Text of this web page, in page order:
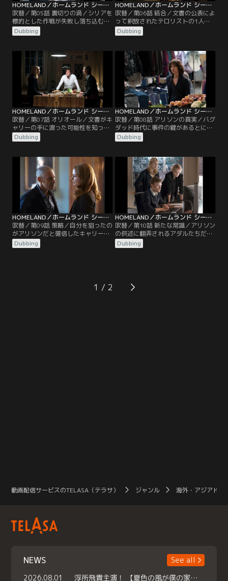
HOMELAND／ホームランド シーズン5 第05話／吹替
吹替／第05話 裏切りの渦／シリアを
標的とした作戦が失敗し落ち込むソ
ールだったが、そんな彼を陥れるべ
くある人物が罠を仕掛けようとして
ンの命を狙った真犯人を捜すべく連
邦情報局のアストリッドに接触し、
ハッカーのヌーマンは殺された友人
の敵を討つためにネットでデモを呼
びかけ、真実を暴こうとしていた。
Dubbing
HOMELAND／ホームランド シーズン5 第06話／吹替
吹替／第06話 結合／文書の公表によ
って釈放されたテロリストの1人
が、クインの運命を左右する。一
方、キャリーは危険を冒してソール
と頼む。CIAに尾行されてると聞か
されたソールはアダルを問いただす
が、逆にポリグラフ検査にかけると
言われてしまう。そこで追い詰めら
れたソールは意外な行動に出る。
Dubbing
HOMELAND／ホームランド シーズン5 第07話／吹替
吹替／第07話 オリオール／文書がキ
ャリーの手に渡った可能性を知って
おびえるアリソンは、イヴァンに手
を打つよう警告する。同じ頃、文書
つての自分のコードネーム“オリオ
ール”という名前を見つけ、それを
元にバグダッド時代の知人に連絡を
取るが…。一方、クインは聖戦士た
ちからシリアへの道案内を頼まれ
る。
Dubbing
HOMELAND／ホームランド シーズン5 第08話／吹替
吹替／第08話 アリソンの真実／バグ
ダッド時代に事件の鍵があるとにら
んだキャリーは当時を知るアリソン
に連絡を取る。キャリーとアリソ
バグダッドにあった。一方、シリア
へ向かうはずの聖戦士たちはなぜか
コソボに滞在していた。武器を調達
するのかと疑うクインだったが、事
態は予期せぬ方向へ進んでいく。
Dubbing
HOMELAND／ホームランド シーズン5 第09話／吹替
吹替／第09話 策略／自分を狙ったの
がアリソンだと確信したキャリー
は、ソールに助けを求める。ソール
はキャリーの話を信じることができ
を知る。何とか事態を打開しようと
するクインは、聖戦士の1人である
Dubbing
HOMELAND／ホームランド シーズン5 第10話／吹替
吹替／第10話 新たな常識／アリソン
の供述に翻弄されるアダルたちだっ
たが、そんな中クインの衝撃的な映
像と共に恐ろしいメッセージが届
囚人の1人を説得し、国を訴えさせ
ようとしていた。だが、彼の話を聞
Dubbing
1
動画配信サービスのTELASA（テラサ） ジャンル 海外・アジアドラ
NEWS
See all
2026.08.01
浮所飛貴主演！ 【夏色の風が僕の家にやってきた】 本日よりテラサで独占配信スタート！